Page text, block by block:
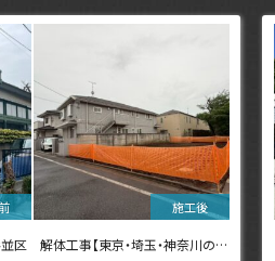
事【東京・埼玉・神奈川の解体工事なら東央建設へ】